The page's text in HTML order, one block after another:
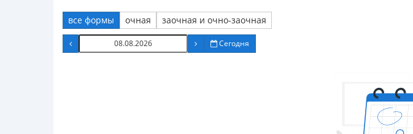
все формы очная заочная и очно-заочная
Сегодня